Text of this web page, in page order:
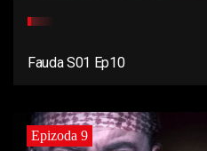
Fauda S01 Ep10
Epizoda 9